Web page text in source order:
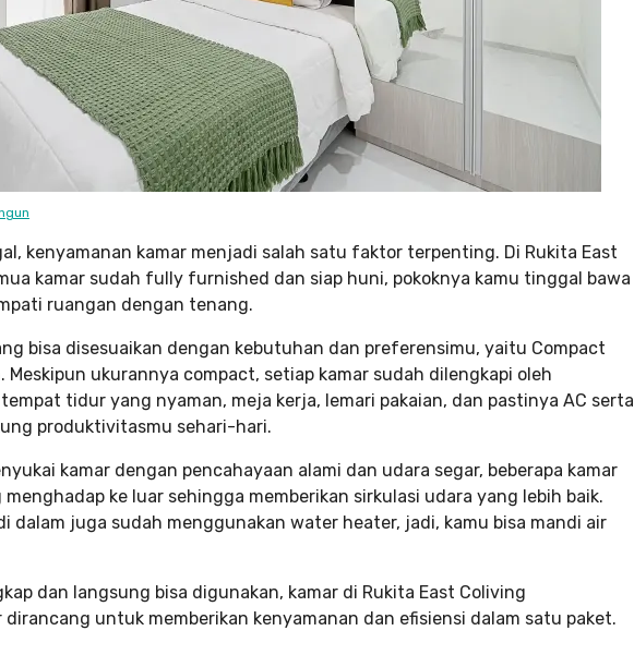
kenyamanan kamar menjadi salah satu faktor terpenting. Di Rukita East
kamar sudah fully furnished dan siap huni, pokoknya kamu tinggal bawa
ruangan dengan tenang.
bisa disesuaikan dengan kebutuhan dan preferensimu, yaitu Compact
Meskipun ukurannya compact, setiap kamar sudah dilengkapi oleh
tidur yang nyaman, meja kerja, lemari pakaian, dan pastinya AC serta
produktivitasmu sehari-hari.
kamar dengan pencahayaan alami dan udara segar, beberapa kamar
ke luar sehingga memberikan sirkulasi udara yang lebih baik.
dalam juga sudah menggunakan water heater, jadi, kamu bisa mandi air
dan langsung bisa digunakan, kamar di Rukita East Coliving
untuk memberikan kenyamanan dan efisiensi dalam satu paket.